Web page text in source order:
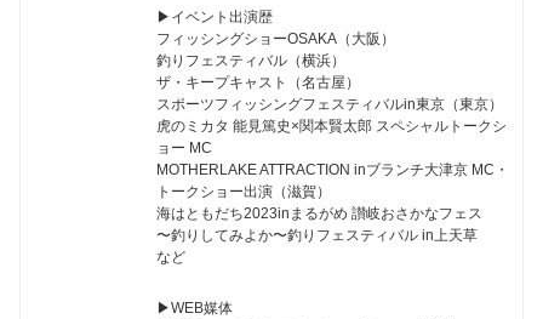
▶︎イベント出演歴
フィッシングショーOSAKA（大阪）
釣りフェスティバル（横浜）
ザ・キープキャスト（名古屋）
スポーツフィッシングフェスティバルin東京（東京）
虎のミカタ 能見篤史×関本賢太郎 スペシャルトークシ
ョー MC
MOTHERLAKE ATTRACTION inブランチ大津京 MC・
トークショー出演（滋賀）
海はともだち2023inまるがめ 讃岐おさかなフェス
〜釣りしてみよか〜釣りフェスティバル in上天草
など
▶︎WEB媒体